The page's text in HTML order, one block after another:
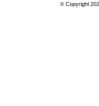
© Copyright